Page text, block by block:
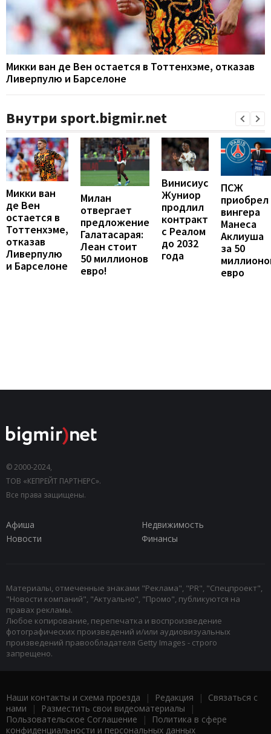
Микки ван де Вен остается в Тоттенхэме, отказав
Ливерпулю и Барселоне
Внутри sport.bigmir.net
Микки ван
де Вен
остается в
Тоттенхэме,
отказав
Ливерпулю
и Барселоне
Милан
отвергает
предложение
Галатасарая:
Леан стоит
50 миллионов
евро!
Винисиус
Жуниор
продлил
контракт
с Реалом
до 2032
года
ПСЖ
приобрел
вингера
Манеса
Аклиуша
за 50
евро
© 2000-2024,
ТОВ «КЕПРЕЙТ ПАРТНЕРС».
Все права защищены.
Афиша
Недвижимость
Новости
Финансы
Материалы, отмеченные знаками "Реклама", "PR", "Спецпроект",
"Новости компаний", "Актуально", "Промо", публикуются на
правах рекламы.
Любое копирование, перепечатка и воспроизведение
фотографических произведений и/или аудиовизуальных
произведений правообладателя Getty Images - строго
запрещено.
Наши контакты и схема проезда | Редакция | Связаться с
нами | Разместить свои видеоматериалы |
Пользовательское Соглашение |
Политика в сфере
конфиденциальности и персональных данных